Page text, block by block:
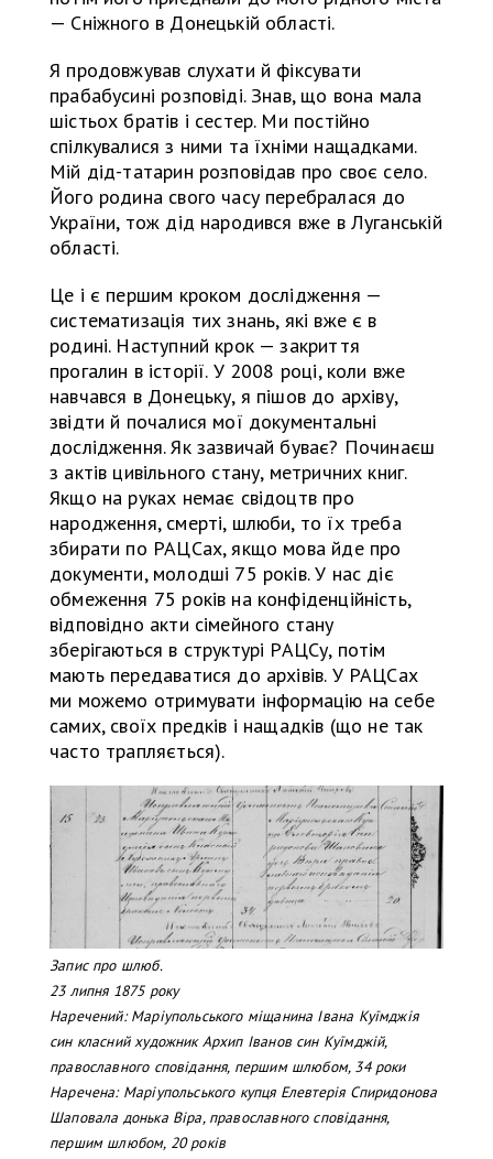
— Сніжного в Донецькій області.
Я продовжував слухати й фіксувати
прабабусині розповіді. Знав, що вона мала
шістьох братів і сестер. Ми постійно
спілкувалися з ними та їхніми нащадками.
Мій дід-татарин розповідав про своє село.
Його родина свого часу перебралася до
України, тож дід народився вже в Луганській
області.
Це і є першим кроком дослідження —
систематизація тих знань, які вже є в
родині. Наступний крок — закриття
прогалин в історії. У 2008 році, коли вже
навчався в Донецьку, я пішов до архіву,
звідти й почалися мої документальні
дослідження. Як зазвичай буває? Починаєш
з актів цивільного стану, метричних книг.
Якщо на руках немає свідоцтв про
народження, смерті, шлюби, то їх треба
збирати по РАЦСах, якщо мова йде про
документи, молодші 75 років. У нас діє
обмеження 75 років на конфіденційність,
відповідно акти сімейного стану
зберігаються в структурі РАЦСу, потім
мають передаватися до архівів. У РАЦСах
ми можемо отримувати інформацію на себе
самих, своїх предків і нащадків (що не так
часто трапляється).
Запис про шлюб.
23 липня 1875 року
Наречений: Маріупольського міщанина Івана Куїмджія
син класний художник Архип Іванов син Куїмджій,
православного сповідання, першим шлюбом, 34 роки
Наречена: Маріупольського купця Елевтерія Спиридонова
Шаповала донька Віра, православного сповідання,
першим шлюбом, 20 років